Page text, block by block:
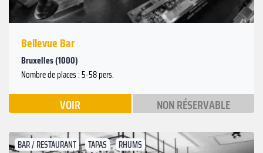
Bellevue Bar
Bruxelles (1000)
Nombre de places : 5-58 pers.
VOIR NON RÉSERVABLE
BAR / RESTAURANT TAPAS RHUMS